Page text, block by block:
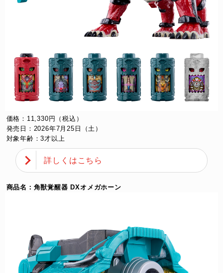
価格：11,330円（税込）
発売日：2026年7月25日（土）
対象年齢：3才以上
詳しくはこちら
商品名：角獣覚醒器 DXオメガホーン